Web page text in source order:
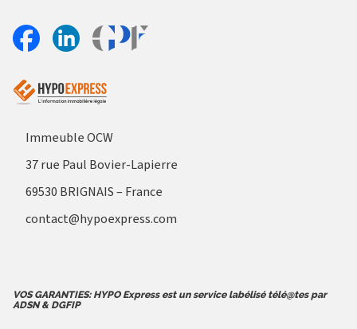
Immeuble OCW
37 rue Paul Bovier-Lapierre
69530 BRIGNAIS – France
contact@hypoexpress.com
VOS GARANTIES: HYPO Express est un service labélisé télé@tes par
ADSN & DGFIP